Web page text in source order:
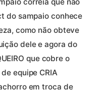
do sampaio conhece
como não obteve
dele e agora do
que cobre o
equipe CRIA
em troca de